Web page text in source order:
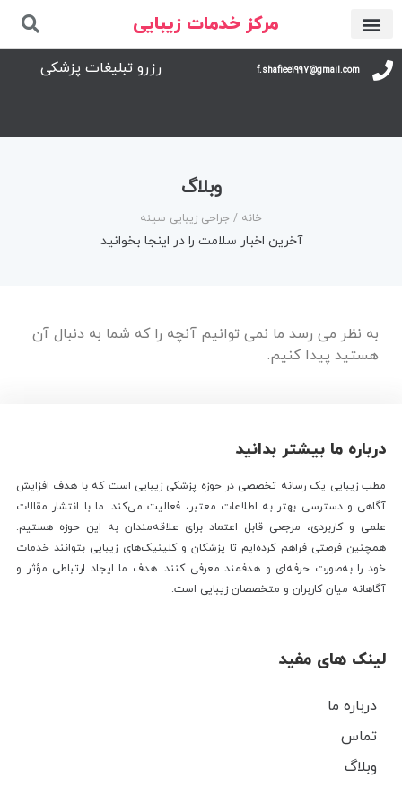
مرکز خدمات زیبایی
f.shafiee1997@gmail.com رزرو تبلیغات پزشکی
وبلاگ
خانه / جراحی زیبایی سینه
آخرین اخبار سلامت را در اینجا بخوانید
به نظر می رسد ما نمی توانیم آنچه را که شما به دنبال آن
هستید پیدا کنیم.
درباره ما بیشتر بدانید
مطب زیبایی یک رسانه تخصصی در حوزه پزشکی زیبایی است که با هدف افزایش
آگاهی و دسترسی بهتر به اطلاعات معتبر، فعالیت می‌کند. ما با انتشار مقالات
علمی و کاربردی، مرجعی قابل اعتماد برای علاقه‌مندان به این حوزه هستیم.
همچنین فرصتی فراهم کرده‌ایم تا پزشکان و کلینیک‌های زیبایی بتوانند خدمات
خود را به‌صورت حرفه‌ای و هدفمند معرفی کنند. هدف ما ایجاد ارتباطی مؤثر و
آگاهانه میان کاربران و متخصصان زیبایی است.
لینک های مفید
درباره ما
تماس
وبلاگ